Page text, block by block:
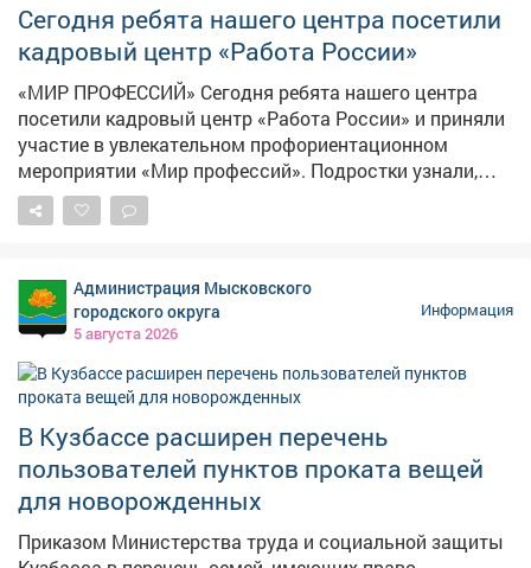
Сегодня ребята нашего центра посетили
кадровый центр «Работа России»
«МИР ПРОФЕССИЙ» Сегодня ребята нашего центра
посетили кадровый центр «Работа России» и приняли
участие в увлекательном профориентационном
мероприятии «Мир профессий». Подростки узнали,
какие профессии востребованы в Кузбассе и стране,
чем они отличаются друг от друга и какую пользу
ребят шахтёрские специальности: подробно
разобрали, кто такие шахтёры, какими навыками
нужно обладать, чтобы работать в этой важной
своего дела. Ребята с большим вниманием изучали
требования к разным профессиям - теперь они знают,
что важно не только желание, но и упорство, знания и
здоровье! Такие встречи помогают детям сделать
первые шаги к осознанному выбору будущей
профессии и понять, насколько широк и интересен
мир труда вокруг нас
Администрация Мысковского
городского округа
5 августа 2026
Информация
В Кузбассе расширен перечень
пользователей пунктов проката вещей
для новорожденных
Приказом Министерства труда и социальной защиты